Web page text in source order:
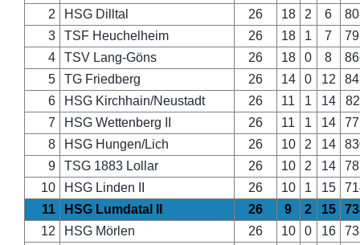
2
HSG Dilltal 26 18 2 6
3
TSF Heuchelheim 26 18 1 7
4
TSV Lang-Göns 26 18 0 8
5
TG Friedberg 26 14 0 12
6
HSG Kirchhain/Neustadt 26 11 1 14
7
HSG Wettenberg II 26 11 1 14
8
HSG Hungen/Lich 26 10 2 14
9
TSG 1883 Lollar 26 10 2 14
10
HSG Linden II 26 10 1 15
11
HSG Lumdatal II 26 9 2 15
12
HSG Mörlen 26 10 0 16